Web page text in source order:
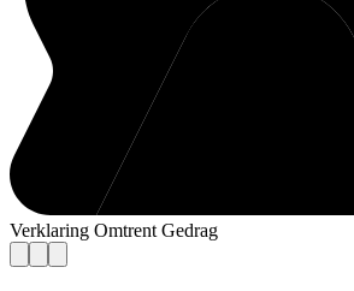
Verklaring Omtrent Gedrag